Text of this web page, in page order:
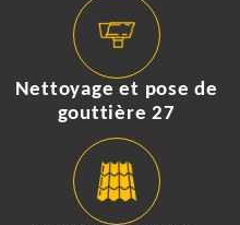
Nettoyage et pose de
gouttière 27